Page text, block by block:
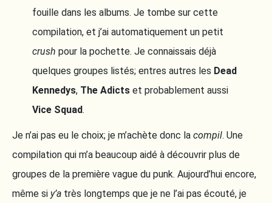
fouille dans les albums. Je tombe sur cette
compilation, et j’ai automatiquement un petit
crush pour la pochette. Je connaissais déjà
quelques groupes listés; entres autres les Dead
Kennedys, The Adictset probablement aussi
Vice Squad.
Je n’ai pas eu le choix; je m’achète donc la compil. Une
compilation qui m’a beaucoup aidé à découvrir plus de
groupes de la première vague du punk. Aujourd’hui encore,
même si y’a très longtemps que je ne l’ai pas écouté, je